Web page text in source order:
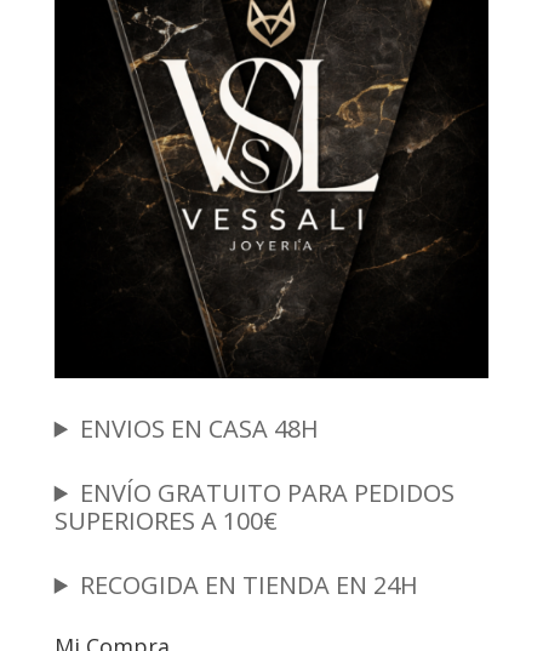
ENVIOS EN CASA 48H
ENVÍO GRATUITO PARA PEDIDOS
SUPERIORES A 100€
RECOGIDA EN TIENDA EN 24H